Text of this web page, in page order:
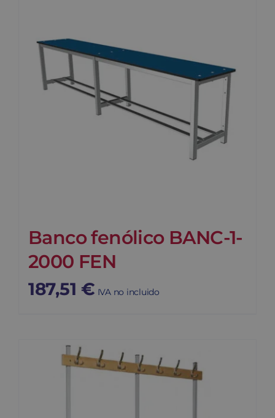
Banco fenólico BANC-1-
2000 FEN
187,51 € IVA no incluido